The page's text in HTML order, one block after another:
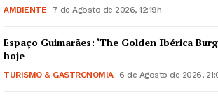
AMBIENTE 7 de Agosto de 2026, 12:19h
Espaço Guimarães: ‘The Golden Ibérica
hoje
TURISMO & GASTRONOMIA 6 de Agosto de 2026,